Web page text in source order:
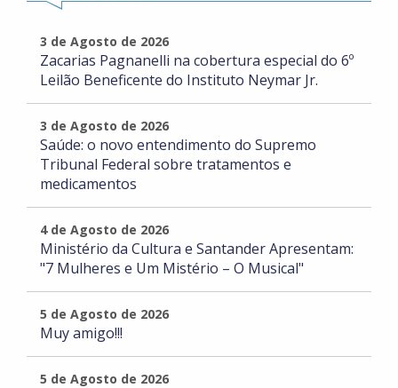
3 de Agosto de 2026
Zacarias Pagnanelli na cobertura especial do 6º
Leilão Beneficente do Instituto Neymar Jr.
3 de Agosto de 2026
Saúde: o novo entendimento do Supremo
Tribunal Federal sobre tratamentos e
medicamentos
4 de Agosto de 2026
Ministério da Cultura e Santander Apresentam:
"7 Mulheres e Um Mistério – O Musical"
5 de Agosto de 2026
Muy amigo!!!
5 de Agosto de 2026